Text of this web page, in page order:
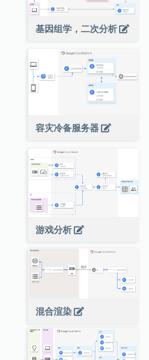
基因组学，二次分析
容灾冷备服务器
游戏分析
混合渲染